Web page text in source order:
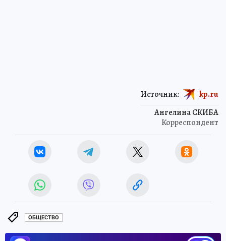
Ангелина СКИБА
Корреспондент
Источник: kp.ru
ОБЩЕСТВО